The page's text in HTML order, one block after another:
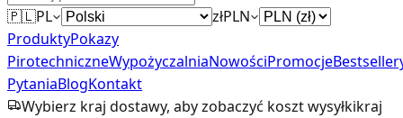
🇵🇱PL złPLN
ProduktyPokazy
PirotechniczneWypożyczalniaNowościPromocje
PytaniaBlogKontakt
Wybierz kraj dostawy, aby zobaczyć koszt wysyłkikraj